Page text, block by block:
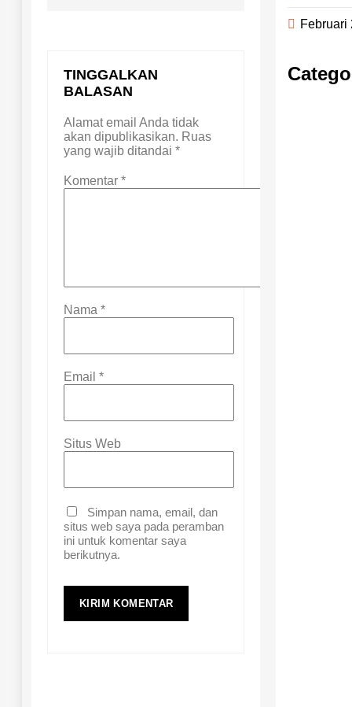
TINGGALKAN
BALASAN
Alamat email Anda tidak
akan dipublikasikan. Ruas
yang wajib ditandai *
Komentar *
Nama *
Email *
Situs Web
Simpan nama, email, dan
situs web saya pada peramban
ini untuk komentar saya
berikutnya.
Februari